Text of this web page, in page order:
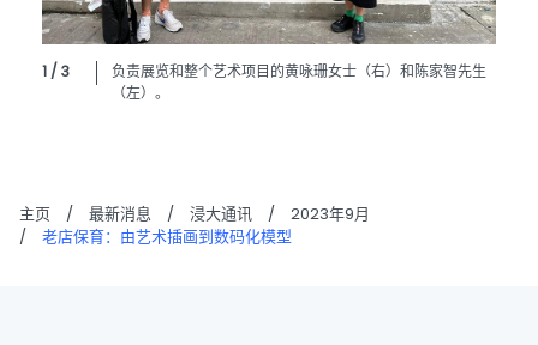
1 / 3
负责展览和整个艺术项目的黄咏珊女士（右）和陈家智先生
（左）。
主页 / 最新消息 / 浸大通讯 /
2023年9月
/
老店保育：由艺术插画到数码化模型